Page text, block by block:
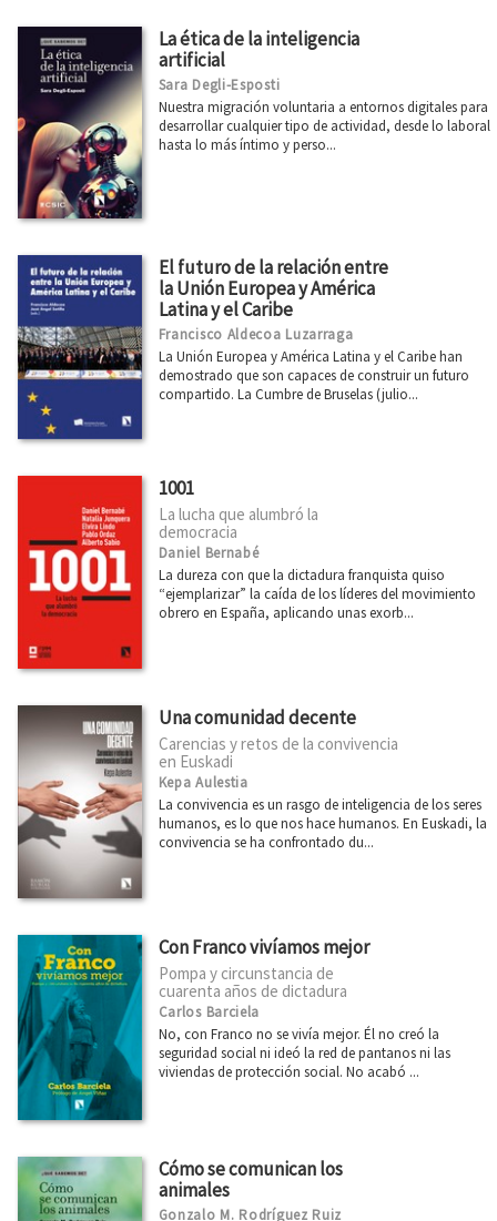
La ética de la inteligencia
artificial
Sara Degli-Esposti
Nuestra migración voluntaria a entornos digitales para
desarrollar cualquier tipo de actividad, desde lo laboral
hasta lo más íntimo y perso...
El futuro de la relación entre
la Unión Europea y América
Latina y el Caribe
Francisco Aldecoa Luzarraga
La Unión Europea y América Latina y el Caribe han
demostrado que son capaces de construir un futuro
compartido. La Cumbre de Bruselas (julio...
1001
La lucha que alumbró la
democracia
Daniel Bernabé
La dureza con que la dictadura franquista quiso
“ejemplarizar” la caída de los líderes del movimiento
obrero en España, aplicando unas exorb...
Una comunidad decente
Carencias y retos de la convivencia
en Euskadi
Kepa Aulestia
La convivencia es un rasgo de inteligencia de los seres
humanos, es lo que nos hace humanos. En Euskadi, la
convivencia se ha confrontado du...
Con Franco vivíamos mejor
Pompa y circunstancia de
cuarenta años de dictadura
Carlos Barciela
No, con Franco no se vivía mejor. Él no creó la
seguridad social ni ideó la red de pantanos ni las
viviendas de protección social. No acabó ...
Cómo se comunican los
animales
Gonzalo M. Rodríguez Ruiz